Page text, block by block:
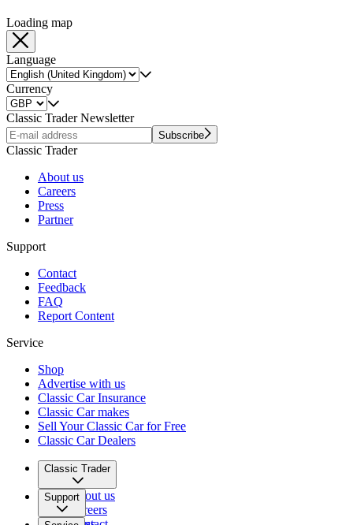
Loading map
Language
Currency
Classic Trader Newsletter
Subscribe
Classic Trader
About us
Careers
Press
Partner
Support
Contact
Feedback
FAQ
Report Content
Service
Shop
Advertise with us
Classic Car Insurance
Classic Car makes
Sell Your Classic Car for Free
Classic Car Dealers
Classic Trader
About us
Careers
Support